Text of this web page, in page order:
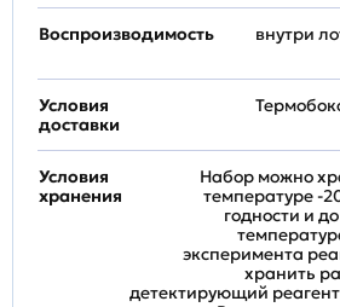
Воспроизводимость
внутри
Условия
доставки
Условия
хранения
Набор можно
температуре -
годности и
эксперимента
хранить
детектирующий